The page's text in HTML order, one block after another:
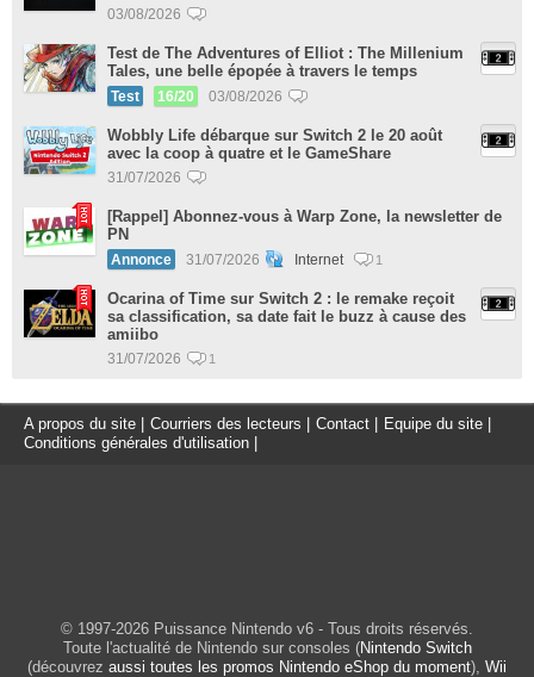
03/08/2026
Test de The Adventures of Elliot : The Millenium
Tales, une belle épopée à travers le temps
Test 16/20 03/08/2026
Wobbly Life débarque sur Switch 2 le 20 août
avec la coop à quatre et le GameShare
31/07/2026
[Rappel] Abonnez-vous à Warp Zone, la newsletter de
PN
Annonce 31/07/2026 Internet 1
Ocarina of Time sur Switch 2 : le remake reçoit
sa classification, sa date fait le buzz à cause des
amiibo
31/07/2026 1
A propos du site Courriers des lecteurs Contact Equipe du site
Conditions générales d'utilisation
© 1997-2026 Puissance Nintendo v6 - Tous droits réservés.
Toute l'actualité de Nintendo sur consoles (Nintendo Switch
(découvrez aussi toutes les promos Nintendo eShop du moment), Wii